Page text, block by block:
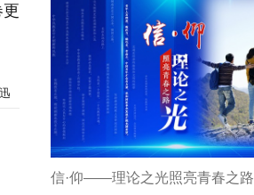
信·仰——理论之光照亮青春之路